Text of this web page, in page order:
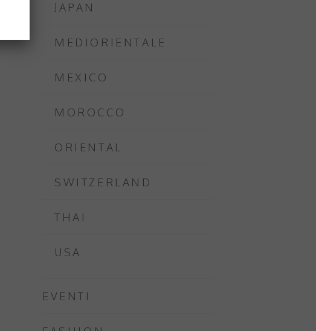
JAPAN
MEDIORIENTALE
MEXICO
MOROCCO
ORIENTAL
SWITZERLAND
THAI
USA
EVENTI